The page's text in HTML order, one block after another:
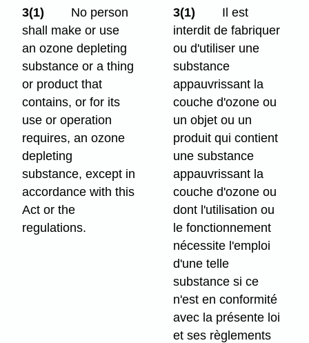
3(1)
No person
shall make or use
an ozone depleting
substance or a thing
or product that
contains, or for its
use or operation
requires, an ozone
depleting
substance, except in
accordance with this
Act or the
regulations.
3(1)
Il est
interdit de fabriquer
ou d'utiliser une
substance
appauvrissant la
couche d'ozone ou
un objet ou un
produit qui contient
une substance
appauvrissant la
couche d'ozone ou
dont l'utilisation ou
le fonctionnement
nécessite l'emploi
d'une telle
substance si ce
n'est en conformité
avec la présente loi
et ses règlements